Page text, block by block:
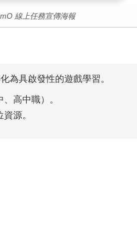
迎全國高中職同學踴躍報名參
線上任務宣傳海報
為具啟發性的遊戲學習。
高中職）。
源。